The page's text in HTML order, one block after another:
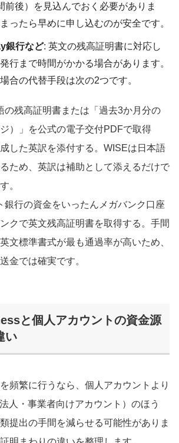
前後）を見込んでおく必要がありま
ったら早めに申し込むのが安全です。
銀行など: 英文の残高証明書に対応し
行まで時間がかかる場合があります。
合の代替手段は次の2つです。
の残高証明書または「過去3か月分の
）」を公式の電子交付PDFで取得
した英訳を添付する。WISEは日本語
ため、英訳は補助として添えるだけで
。
銀行の資金をいったんメガバンク口座
クで英文残高証明書を取得する。手間
文標準書式が最も通過率が高いため、
金では確実です。
と個人アカウントの資金源
い
頻繁に行うなら、個人アカウントより
人・事業者向けアカウント）のほう
提出の手間を減らせる可能性がありま